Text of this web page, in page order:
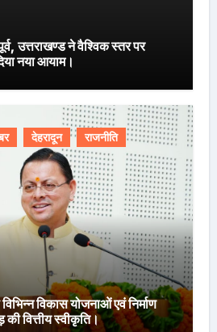
उत्तराखण्ड ने वैश्विक स्तर पर
नया आयाम।
देहरादून राजनीति
विकास योजनाओं एवं निर्माण
की वित्तीय स्वीकृति।